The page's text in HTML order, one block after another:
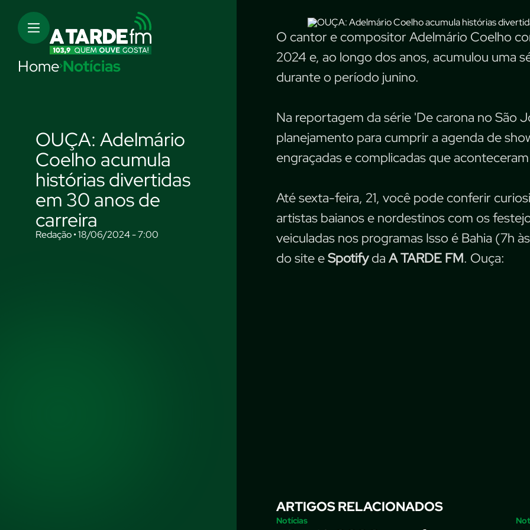
Home Notícias
OUÇA: Adelmário
Coelho acumula
histórias divertidas
em 30 anos de
carreira
Redação • 18/06/2024 - 7:00
O cantor e compositor Adelmário Coelho
2024 e, ao longo dos anos, acumulou uma
durante o período junino.
Na reportagem da série 'De carona no São
planejamento para cumprir a agenda de
engraçadas e complicadas que
Até sexta-feira, 21, você pode conferir
artistas baianos e nordestinos com os
veiculadas nos programas Isso é Bahia (7h
do site eSpotifyda A TARDE FM. Ouça:
ARTIGOS RELACIONADOS
Notícias